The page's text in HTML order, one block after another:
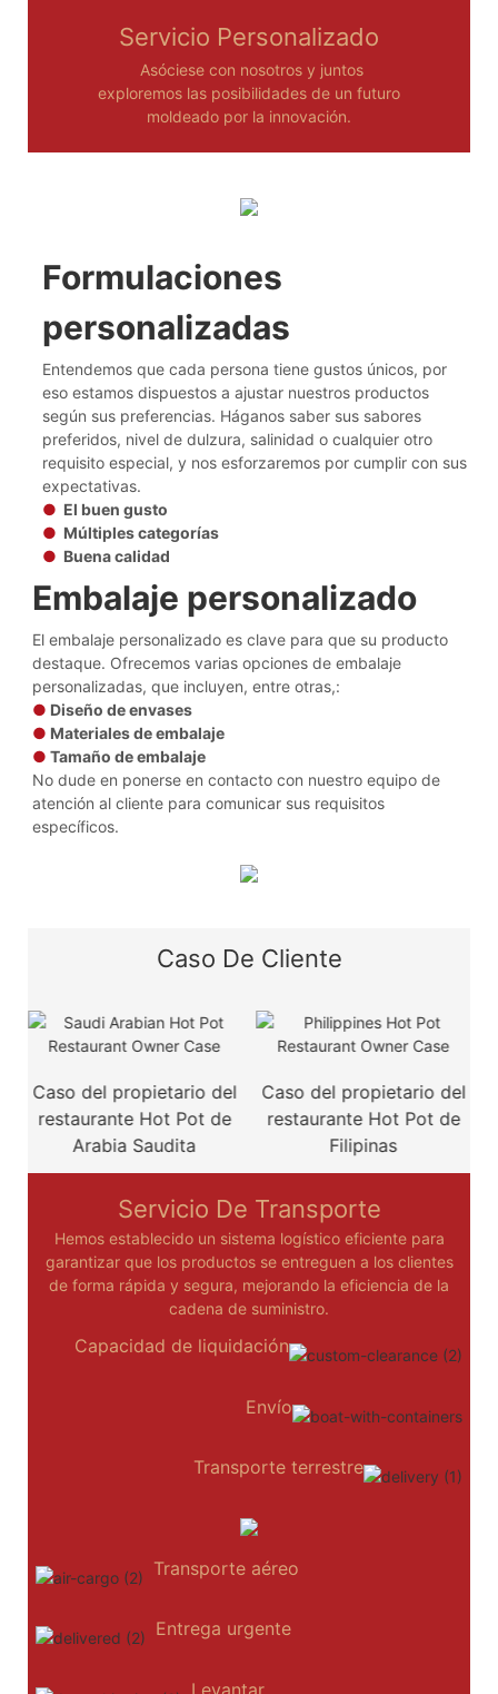
Servicio Personalizado
Asóciese con nosotros y juntos
exploremos las posibilidades de un futuro
moldeado por la innovación.
Formulaciones
personalizadas
Entendemos que cada persona tiene gustos únicos, por
eso estamos dispuestos a ajustar nuestros productos
según sus preferencias. Háganos saber sus sabores
preferidos, nivel de dulzura, salinidad o cualquier otro
requisito especial, y nos esforzaremos por cumplir con sus
expectativas.
● El buen gusto
● Múltiples categorías
● Buena calidad
Embalaje personalizado
El embalaje personalizado es clave para que su producto
destaque. Ofrecemos varias opciones de embalaje
personalizadas, que incluyen, entre otras,:
● Diseño de envases
● Materiales de embalaje
●Tamaño de embalaje
No dude en ponerse en contacto con nuestro equipo de
atención al cliente para comunicar sus requisitos
específicos.
Caso De Cliente
del
Caso del propietario del
restaurante Hot Pot de
Filipinas
Caso del propietario
restaurante Mexican
Pot
Servicio De Transporte
Hemos establecido un sistema logístico eficiente para
garantizar que los productos se entreguen a los clientes
de forma rápida y segura, mejorando la eficiencia de la
cadena de suministro.
Capacidad de liquidación
Envío
Transporte terrestre
Transporte aéreo
Entrega urgente
Levantar